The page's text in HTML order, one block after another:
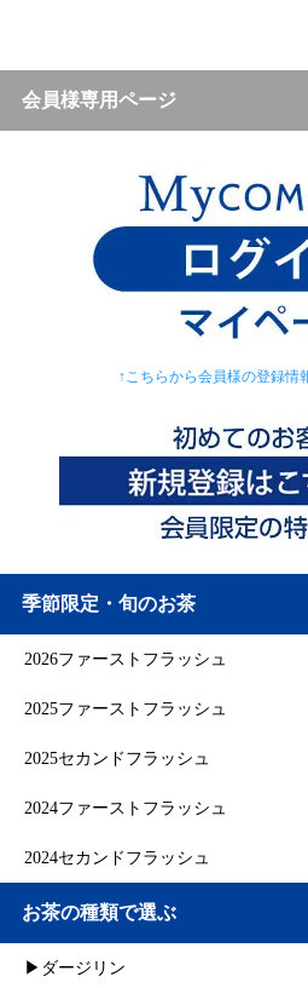
会員様専用ページ
↑こちらから会員様の登録情
季節限定・旬のお茶
2026ファーストフラッシュ
2025ファーストフラッシュ
2025セカンドフラッシュ
2024ファーストフラッシュ
2024セカンドフラッシュ
お茶の種類で選ぶ
▶ダージリン